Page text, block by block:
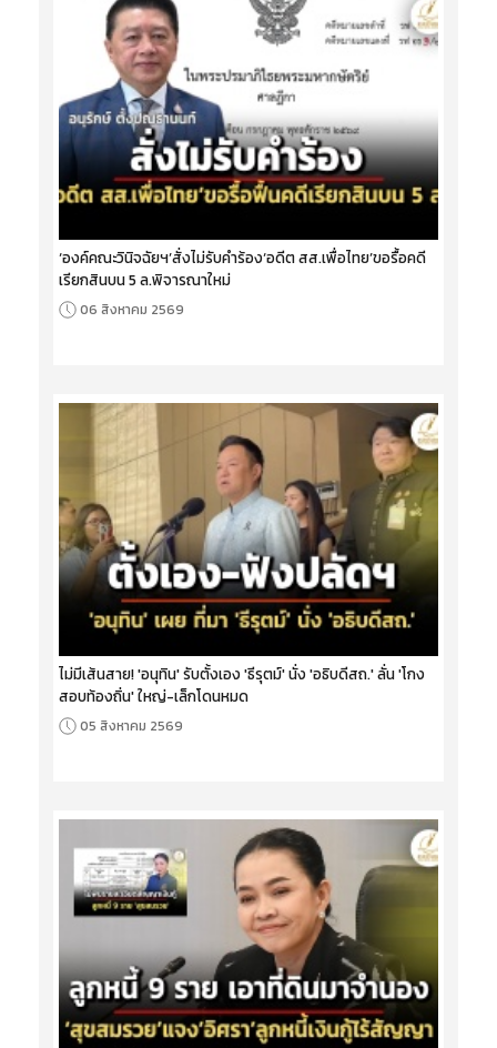
‘องค์คณะวินิจฉัยฯ’สั่งไม่รับคำร้อง‘อดีต สส.เพื่อไทย’ขอรื้อคดี
เรียกสินบน 5 ล.พิจารณาใหม่
06 สิงหาคม 2569
ไม่มีเส้นสาย! 'อนุทิน' รับตั้งเอง 'ธีรุตม์' นั่ง 'อธิบดีสถ.' ลั่น 'โกง
สอบท้องถิ่น' ใหญ่-เล็กโดนหมด
05 สิงหาคม 2569